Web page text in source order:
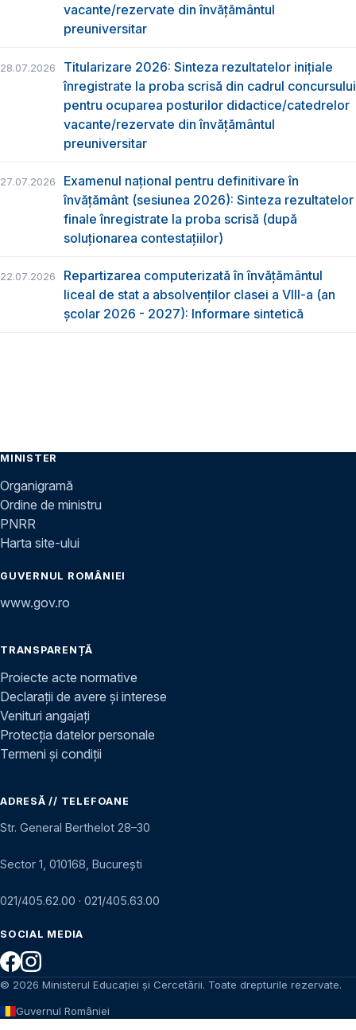
vacante/rezervate din învăţământul
preuniversitar
28.07.2026
Titularizare 2026: Sinteza rezultatelor inițiale
înregistrate la proba scrisă din cadrul concursului
pentru ocuparea posturilor didactice/catedrelor
vacante/rezervate din învăţământul
preuniversitar
27.07.2026
Examenul național pentru definitivare în
învățământ (sesiunea 2026): Sinteza rezultatelor
finale înregistrate la proba scrisă (după
soluționarea contestațiilor)
22.07.2026
Repartizarea computerizată în învăţământul
liceal de stat a absolvenţilor clasei a VIII-a (an
școlar 2026 - 2027): Informare sintetică
MINISTER
Organigramă
Ordine de ministru
PNRR
Harta site-ului
GUVERNUL ROMÂNIEI
www.gov.ro
TRANSPARENȚĂ
Proiecte acte normative
Declarații de avere și interese
Venituri angajați
Protecția datelor personale
Termeni și condiții
ADRESĂ // TELEFOANE
Str. General Berthelot 28–30
Sector 1, 010168, București
021/405.62.00 · 021/405.63.00
SOCIAL MEDIA
© 2026 Ministerul Educației și Cercetării. Toate drepturile rezervate.
Guvernul României